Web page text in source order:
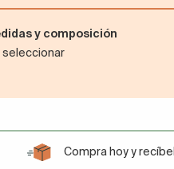
y composición
seleccionar
Compra hoy y